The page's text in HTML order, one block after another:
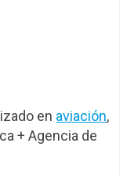
en aviación,
+ Agencia de